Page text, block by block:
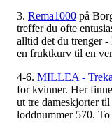
3. Rema1000 på
treffer du ofte
alltid det du trenger
en fruktkurv til en
4-6. MILLEA -
for kvinner. Her
ut tre dameskjorter
loddnummer 570. To